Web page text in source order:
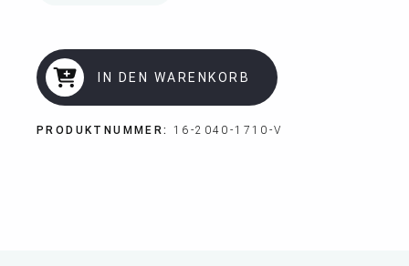
IN DEN WARENKORB
PRODUKTNUMMER: 16-2040-1710-V